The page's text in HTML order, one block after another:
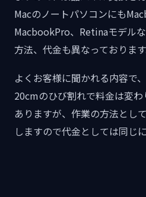
Macのノートパソコンにも
MacbookPro、Retinaモデル
方法、代金も異なっております
よくお客様に聞かれる内容で
20cmのひび割れで料金は変
ありますが、作業の方法とし
しますので代金としては同じに